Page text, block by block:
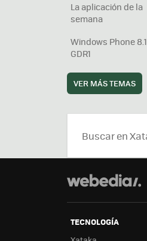
La aplicación de la
semana
Windows Phone 8.1
GDR1
VER MÁS TEMAS
TECNOLOGÍA